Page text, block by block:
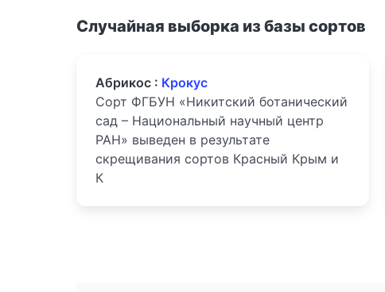
Случайная выборка из базы сортов
Абрикос : Крокус
Сорт ФГБУН «Никитский ботанический
сад – Национальный научный центр
РАН» выведен в результате
скрещивания сортов Красный Крым и
К